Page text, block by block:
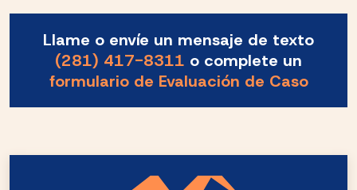
Llame o envíe un mensaje de texto
(281) 417-8311 o complete un
formulario de Evaluación de Caso